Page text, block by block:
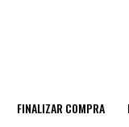
FINALIZAR COMPRA